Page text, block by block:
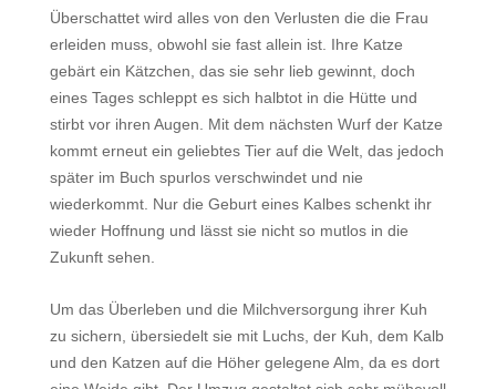
Überschattet wird alles von den Verlusten die die Frau
erleiden muss, obwohl sie fast allein ist. Ihre Katze
gebärt ein Kätzchen, das sie sehr lieb gewinnt, doch
eines Tages schleppt es sich halbtot in die Hütte und
stirbt vor ihren Augen. Mit dem nächsten Wurf der Katze
kommt erneut ein geliebtes Tier auf die Welt, das jedoch
später im Buch spurlos verschwindet und nie
wiederkommt. Nur die Geburt eines Kalbes schenkt ihr
wieder Hoffnung und lässt sie nicht so mutlos in die
Zukunft sehen.
Um das Überleben und die Milchversorgung ihrer Kuh
zu sichern, übersiedelt sie mit Luchs, der Kuh, dem Kalb
und den Katzen auf die Höher gelegene Alm, da es dort